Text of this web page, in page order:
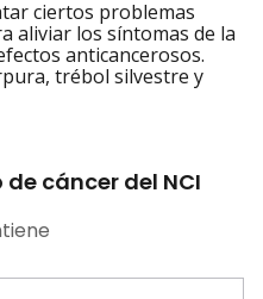
ciertos problemas
aliviar los síntomas de la
anticancerosos.
trébol silvestre y
cáncer del NCI